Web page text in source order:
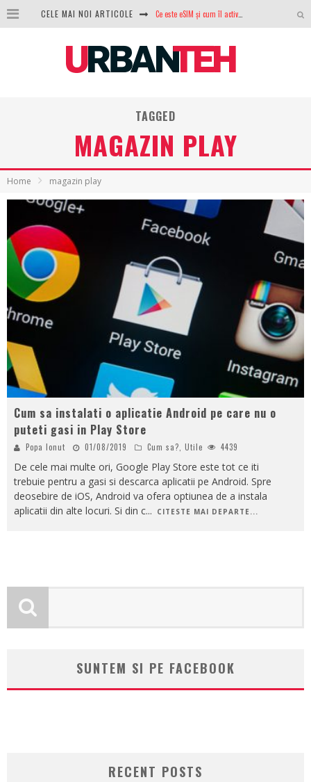
CELE MAI NOI ARTICOLE
NVIDIA avertizează: memoria RAM și SSD-urile ar putea deveni și mai scumpe în perioada următoare
GTA VI poate fi precomandat oficial. Rockstar dezvăluie edițiile oficiale și bonusurile pe care le primești
TAGGED
MAGAZIN PLAY
Home magazin play
Cum sa instalati o aplicatie Android pe care nu o
puteti gasi in Play Store
Popa Ionut 01/08/2019 Cum sa?, Utile 4439
De cele mai multe ori, Google Play Store este tot ce iti
trebuie pentru a gasi si descarca aplicatii pe Android. Spre
deosebire de iOS, Android va ofera optiunea de a instala
aplicatii din alte locuri. Si din c... CITESTE MAI DEPARTE...
SUNTEM SI PE FACEBOOK
RECENT POSTS